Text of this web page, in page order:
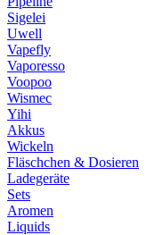
Sigelei
Uwell
Vapefly
Vaporesso
Voopoo
Wismec
Yihi
Akkus
Wickeln
Fläschchen & Dosieren
Ladegeräte
Sets
Aromen
Liquids